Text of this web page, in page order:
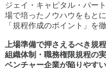
ジェイ・キャピタル・パー
場で培ったノウハウをもとに
「規程作成のポイント」を
上場準備で押さえるべき規
組織体制・職務権限規程の
ベンチャー企業が陥りやす